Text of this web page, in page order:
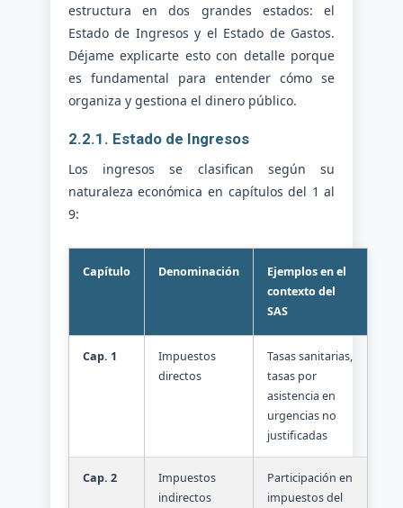
estructura en dos grandes estados: el
Estado de Ingresos y el Estado de Gastos.
Déjame explicarte esto con detalle porque
es fundamental para entender cómo se
organiza y gestiona el dinero público.
2.2.1. Estado de Ingresos
Los ingresos se clasifican según su
naturaleza económica en capítulos del 1 al
9:
Capítulo Denominación
Ejemplos en el
contexto del
SAS
Cap. 1
Impuestos
directos
Tasas sanitarias,
tasas por
asistencia en
urgencias no
justificadas
Cap. 2
Impuestos
indirectos
Participación en
impuestos del